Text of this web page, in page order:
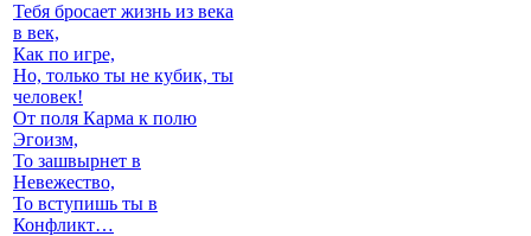
Тебя бросает жизнь из века
в век,
Как по игре,
Но, только ты не кубик, ты
человек!
От поля Карма к полю
Эгоизм,
То зашвырнет в
Невежество,
То вступишь ты в
Конфликт…